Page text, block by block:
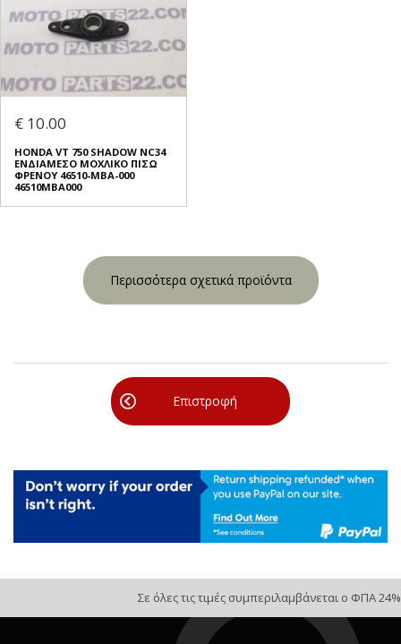
€ 10.00
HONDA VT 750 SHADOW NC34
ΕΝΔΙΑΜΕΣΟ ΜΟΧΛΙΚΟ ΠΙΣΩ
ΦΡΕΝΟΥ 46510-MBA-000
46510MBA000
Περισσότερα σχετικά προϊόντα
Επιστροφή
Σε όλες τις τιμές συμπεριλαμβάνεται ο ΦΠΑ 24%